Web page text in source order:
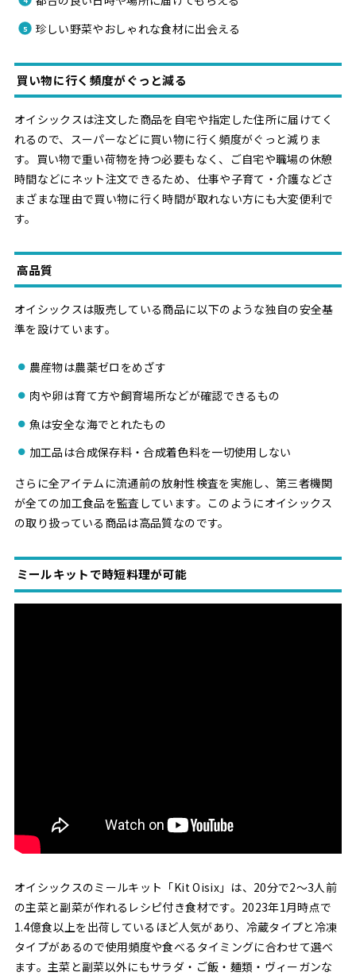
珍しい野菜やおしゃれな食材に出会える
買い物に行く頻度がぐっと減る
オイシックスは注文した商品を自宅や指定した住所に届けてく
れるので、スーパーなどに買い物に行く頻度がぐっと減りま
す。買い物で重い荷物を持つ必要もなく、ご自宅や職場の休憩
時間などにネット注文できるため、仕事や子育て・介護などさ
まざまな理由で買い物に行く時間が取れない方にも大変便利で
す。
高品質
オイシックスは販売している商品に以下のような独自の安全基
準を設けています。
農産物は農薬ゼロをめざす
肉や卵は育て方や飼育場所などが確認できるもの
魚は安全な海でとれたもの
加工品は合成保存料・合成着色料を一切使用しない
さらに全アイテムに流通前の放射性検査を実施し、第三者機関
が全ての加工食品を監査しています。このようにオイシックス
の取り扱っている商品は高品質なのです。
ミールキットで時短料理が可能
オイシックスのミールキット「Kit Oisix」は、20分で2〜3人前
の主菜と副菜が作れるレシピ付き食材です。2023年1月時点で
1.4億食以上を出荷しているほど人気があり、冷蔵タイプと冷凍
タイプがあるので使用頻度や食べるタイミングに合わせて選べ
ます。主菜と副菜以外にもサラダ・ご飯・麺類・ヴィーガンな